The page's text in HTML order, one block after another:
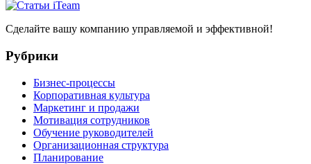
Сделайте вашу компанию управляемой и эффективной!
Рубрики
Бизнес-процессы
Корпоративная культура
Маркетинг и продажи
Мотивация сотрудников
Обучение руководителей
Организационная структура
Планирование